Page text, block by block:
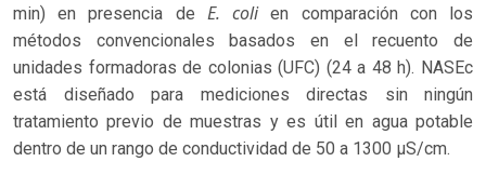
min) en presencia de E. colien comparación con los
métodos convencionales basados ​​en el recuento de
unidades formadoras de colonias (UFC) (24 a 48 h). NASEc
está diseñado para mediciones directas sin ningún
tratamiento previo de muestras y es útil en agua potable
dentro de un rango de conductividad de 50 a 1300 µS/cm.